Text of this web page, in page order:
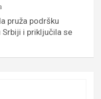
pruža podršku
i priključila se